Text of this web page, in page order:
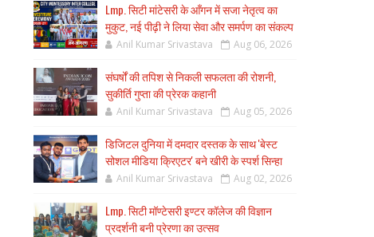
Lmp. सिटी मांटेसरी के आँगन में सजा नेतृत्व का
मुकुट, नई पीढ़ी ने लिया सेवा और समर्पण का संकल्प
Anil Kumar Srivastava Aug 06, 2026
संघर्षों की तपिश से निकली सफलता की रोशनी,
सुकीर्ति गुप्ता की प्रेरक कहानी
Anil Kumar Srivastava Aug 05, 2026
डिजिटल दुनिया में दमदार दस्तक के साथ 'बेस्ट
सोशल मीडिया क्रिएटर' बने खीरी के स्पर्श सिन्हा
Anil Kumar Srivastava Aug 02, 2026
Lmp. सिटी मॉण्टेसरी इण्टर कॉलेज की विज्ञान
प्रदर्शनी बनी प्रेरणा का उत्सव